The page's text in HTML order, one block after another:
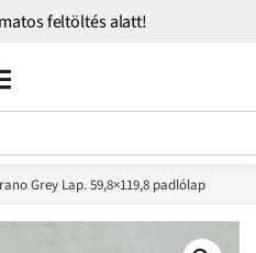
feltöltés alatt!
Grey Lap. 59,8×119,8 padlólap